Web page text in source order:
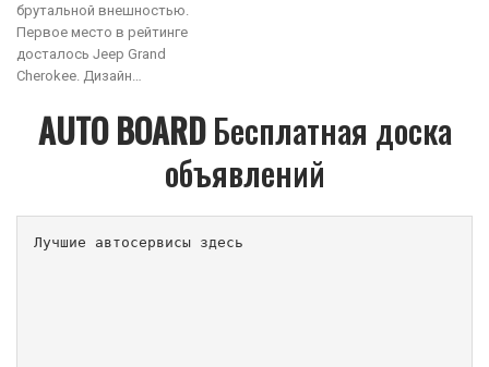
брутальной внешностью.
Первое место в рейтинге
досталось Jeep Grand
Cherokee. Дизайн…
AUTO BOARDБесплатная доска
объявлений
Лучшие автосервисы здесь